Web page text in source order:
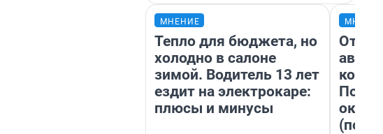
МНЕНИЕ
Тепло для бюджета, но
холодно в салоне
зимой. Водитель 13 лет
ездит на электрокаре:
плюсы и минусы
От